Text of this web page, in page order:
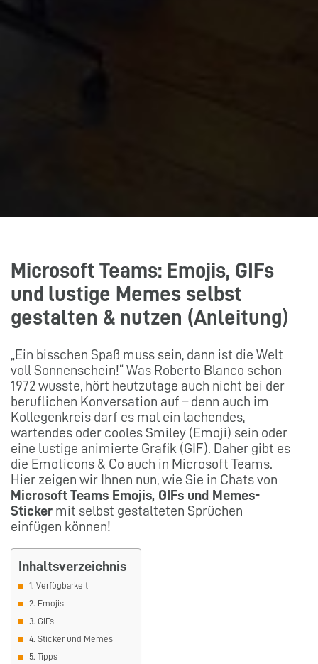
Microsoft Teams: Emojis, GIFs
und lustige Memes selbst
gestalten & nutzen (Anleitung)
„Ein bisschen Spaß muss sein, dann ist die Welt
voll Sonnenschein!“ Was Roberto Blanco schon
1972 wusste, hört heutzutage auch nicht bei der
beruflichen Konversation auf – denn auch im
Kollegenkreis darf es mal ein lachendes,
wartendes oder cooles Smiley (Emoji) sein oder
eine lustige animierte Grafik (GIF). Daher gibt es
die Emoticons & Co auch in Microsoft Teams.
Hier zeigen wir Ihnen nun, wie Sie in Chats von
Microsoft Teams Emojis, GIFs und Memes-
Sticker mit selbst gestalteten Sprüchen
einfügen können!
Inhaltsverzeichnis
1. Verfügbarkeit
2. Emojis
3. GIFs
4. Sticker und Memes
5. Tipps